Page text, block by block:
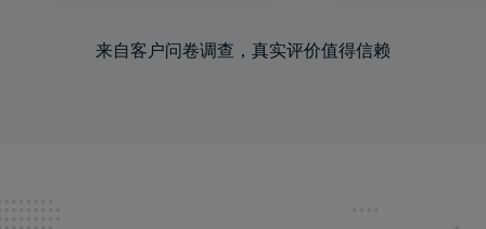
来自客户问卷调查，真实评价值得信赖